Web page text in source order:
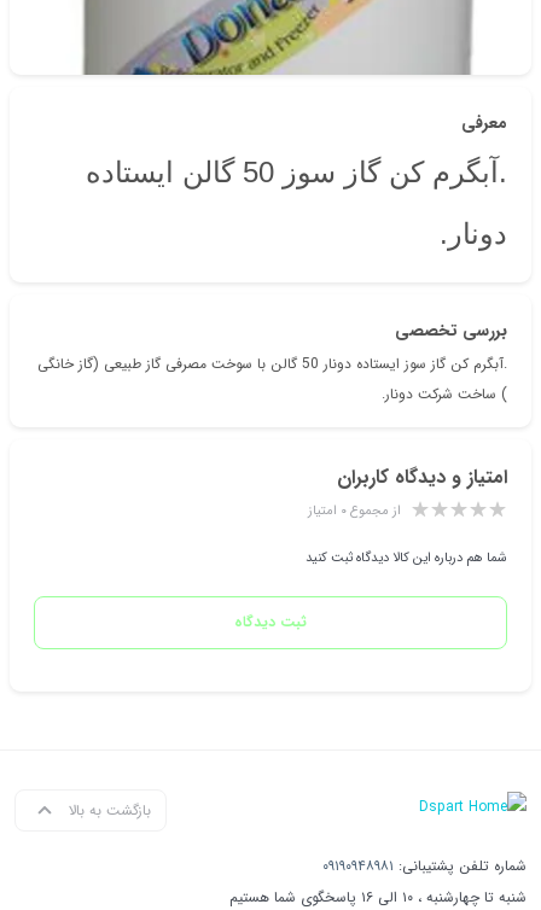
معرفی
.آبگرم کن گاز سوز 50 گالن ایستاده
دونار.
بررسی تخصصی
.آبگرم کن گاز سوز ایستاده دونار 50 گالن با سوخت مصرفی گاز طبیعی (گاز خانگی
) ساخت شرکت دونار.
امتیاز و دیدگاه کاربران
از مجموع ۰ امتیاز
شما هم درباره این کالا دیدگاه ثبت کنید
ثبت دیدگاه
بازگشت به بالا
شماره تلفن پشتیبانی: ۰۹۱۹۰۹۴۸۹۸۱
شنبه تا چهارشنبه ، ۱۰ الی ۱۶ پاسخگوی شما هستیم